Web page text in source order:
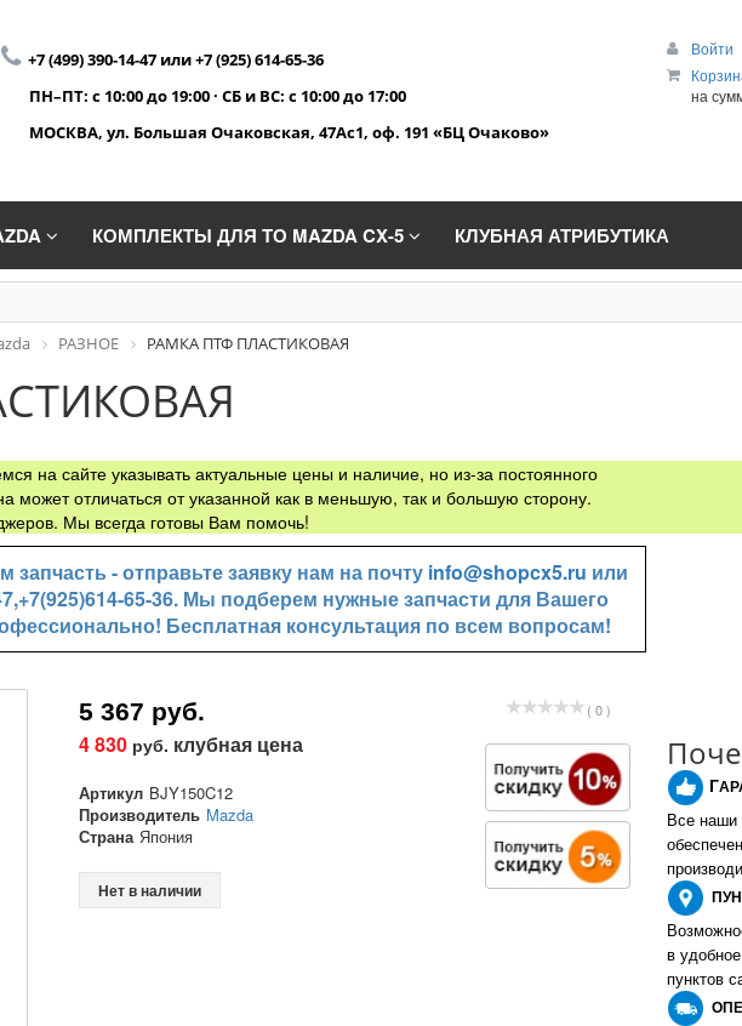
+7 (499) 390-14-47 или +7 (925) 614-65-36
ПН–ПТ: с 10:00 до 19:00 · СБ и ВС: с 10:00 до 17:00
МОСКВА, ул. Большая Очаковская, 47Ас1, оф. 191 «БЦ Очаково»
Войти
на
КОМПЛЕКТЫ ДЛЯ ТО MAZDA CX-5 КЛУБНАЯ АТРИБУТИКА
РАЗНОЕ РАМКА ПТФ ПЛАСТИКОВАЯ
на сайте указывать актуальные цены и наличие, но из-за постоянного
может отличаться от указанной как в меньшую, так и большую сторону.
Мы всегда готовы Вам помочь!
- отправьте заявку нам на почту info@shopcx5.ru или
65-36. Мы подберем нужные запчасти для Вашего
Бесплатная консультация по всем вопросам!
( 0 )
5 367 руб.
4 830 руб. клубная цена
Артикул BJY150C12
Производитель Mazda
Страна Япония
Нет в наличии
Г
Все наши
в
пунктов
О